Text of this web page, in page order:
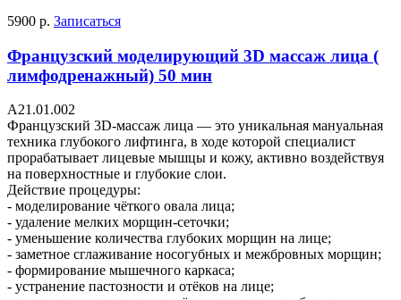
5900 р. Записаться
Французский моделирующий 3D массаж лица (
лимфодренажный) 50 мин
A21.01.002
Французский 3D-массаж лица — это уникальная мануальная
техника глубокого лифтинга, в ходе которой специалист
прорабатывает лицевые мышцы и кожу, активно воздействуя
на поверхностные и глубокие слои.
Действие процедуры:
- моделирование чёткого овала лица;
- удаление мелких морщин-сеточки;
- уменьшение количества глубоких морщин на лице;
- заметное сглаживание носогубных и межбровных морщин;
- формирование мышечного каркаса;
- устранение пастозности и отёков на лице;